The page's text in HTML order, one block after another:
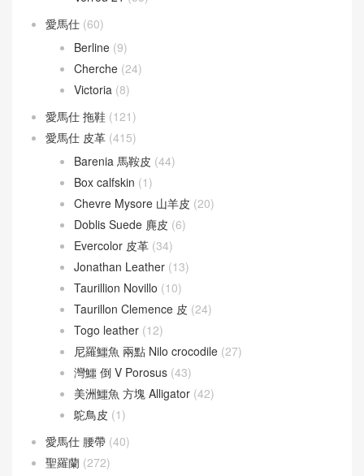
愛馬仕 (60)
Berline (9)
Cherche (24)
Victoria (8)
愛馬仕 拖鞋 (121)
愛馬仕 皮革 (415)
Barenia 馬鞍皮 (44)
Box calfskin (1)
Chevre Mysore 山羊皮 (20)
Doblis Suede 麂皮 (6)
Evercolor 皮革 (34)
Jonathan Leather (13)
Taurillion Novillo (10)
Taurillon Clemence 皮 (24)
Togo leather (12)
尼羅鱷魚 兩點 Nilo crocodile (27)
灣鱷 倒 V Porosus (43)
美洲鱷魚 方塊 Alligator (42)
鴕鳥皮 (1)
愛馬仕 腰帶 (40)
聖羅蘭 (272)